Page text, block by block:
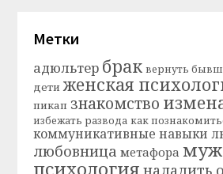
Метки
адюльтер брак вернуть
дети женская
пикап знакомство
избежать развода как
коммуникативные навыки
любовница метафора
психология наладить